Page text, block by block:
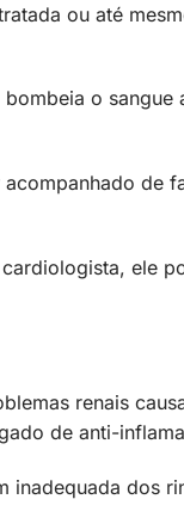
ou até
o sangue
de
ele
renais
de anti-
inadequada dos